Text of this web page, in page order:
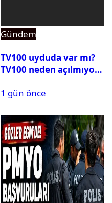
Gündem
TV100 uyduda var mı?
TV100 neden açılmıyor?
1 gün önce